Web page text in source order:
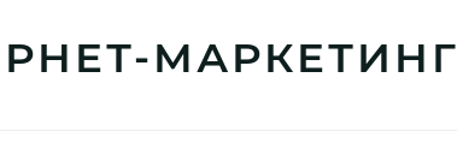
МАРКЕТИНГ